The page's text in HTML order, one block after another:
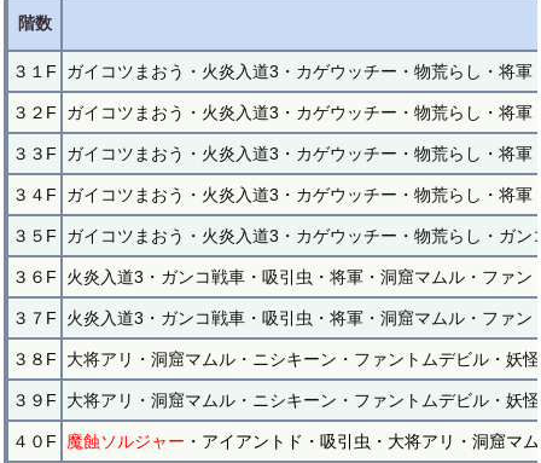
階数
３１F ガイコツまおう・火炎入道3・カゲウッチー・物荒らし・将
３２F ガイコツまおう・火炎入道3・カゲウッチー・物荒らし・将軍
３３F ガイコツまおう・火炎入道3・カゲウッチー・物荒らし・将
３４F ガイコツまおう・火炎入道3・カゲウッチー・物荒らし・将軍
３５F ガイコツまおう・火炎入道3・カゲウッチー・物荒らし・ガン
３６F 火炎入道3・ガンコ戦車・吸引虫・将軍・洞窟マムル・ファン
３７F 火炎入道3・ガンコ戦車・吸引虫・将軍・洞窟マムル・ファン
３８F 大将アリ・洞窟マムル・ニシキーン・ファントムデビル・妖
３９F 大将アリ・洞窟マムル・ニシキーン・ファントムデビル・妖
４０F 魔蝕ソルジャー ・アイアントド・吸引虫・大将アリ・洞窟マ